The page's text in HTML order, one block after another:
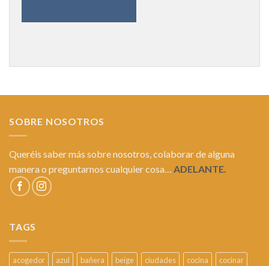
SOBRE NOSOTROS
Queréis saber más sobre nosotros, colaborar de alguna
manera o preguntarnos cualquier cosa… ADELANTE.
TAGS
acogedor azul bañera beige ciudades cocina
cocinar